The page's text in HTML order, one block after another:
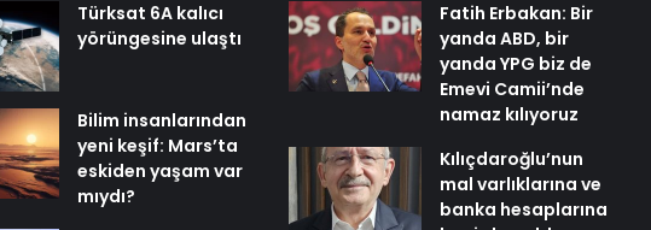
Türksat 6A kalıcı
yörüngesine ulaştı
Bilim insanlarından
yeni keşif: Mars’ta
eskiden yaşam var
mıydı?
Fatih Erbakan: Bir
yanda ABD, bir
yanda YPG biz de
Emevi Camii’nde
namaz kılıyoruz
Kılıçdaroğlu’nun
mal varlıklarına ve
banka hesaplarına